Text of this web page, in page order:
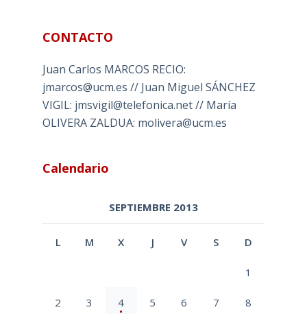
CONTACTO
Juan Carlos MARCOS RECIO:
jmarcos@ucm.es // Juan Miguel SÁNCHEZ
VIGIL: jmsvigil@telefonica.net // María
OLIVERA ZALDUA: molivera@ucm.es
Calendario
SEPTIEMBRE 2013
L M X J V S D
1
2 3 4 5 6 7 8